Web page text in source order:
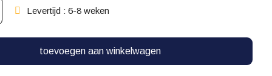
Levertijd : 6-8 weken
toevoegen aan winkelwagen